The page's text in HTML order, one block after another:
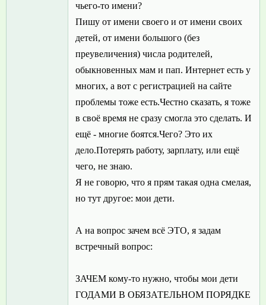
чьего-то имени?
Пишу от имени своего и от имени своих
детей, от имени большого (без
преувеличения) числа родителей,
обыкновенных мам и пап. Интернет есть у
многих, а вот с регистрацией на сайте
проблемы тоже есть.Честно сказать, я тоже
в своё время не сразу смогла это сделать. И
ещё - многие боятся.Чего? Это их
дело.Потерять работу, зарплату, или ещё
чего, не знаю.
Я не говорю, что я прям такая одна смелая,
но тут другое: мои дети.
А на вопрос зачем всё ЭТО, я задам
встречный вопрос:
ЗАЧЕМ кому-то нужно, чтобы мои дети
ГОДАМИ В ОБЯЗАТЕЛЬНОМ ПОРЯДКЕ